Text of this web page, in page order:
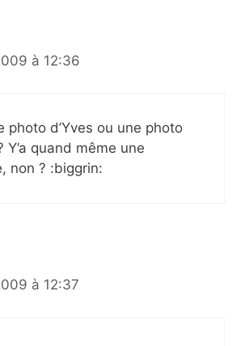
à 12:36
photo d’Yves ou une photo
Y’a quand même une
non ? :biggrin:
à 12:37